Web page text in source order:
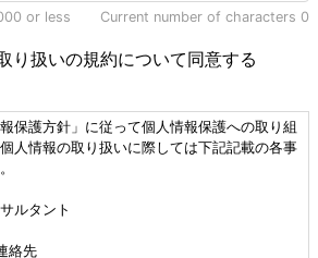
or less Current number of characters 0
り扱いの規約について同意する
保護方針」に従って個人情報保護への取り組
人情報の取り扱いに際しては下記記載の各事
ルタント
絡先